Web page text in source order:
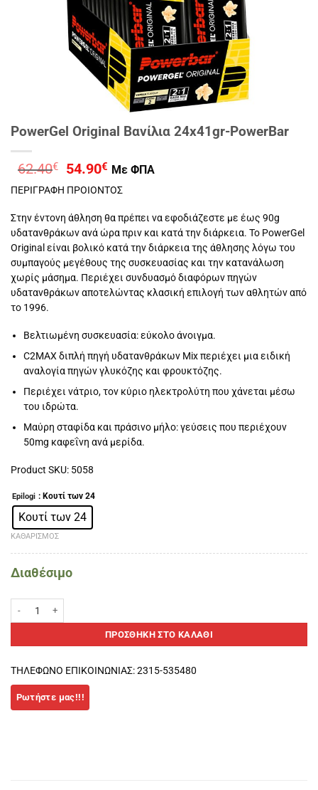
PowerGel Original Βανίλια 24x41gr-PowerBar
62.40€
Original
price
was:
62.40€.
54.90€ Η
τρέχουσα
τιμή
είναι:
54.90€.
Με ΦΠΑ
ΠΕΡΙΓΡΑΦΗ ΠΡΟΙΟΝΤΟΣ
Στην έντονη άθληση θα πρέπει να εφοδιάζεστε με έως 90g
υδατανθράκων ανά ώρα πριν και κατά την διάρκεια. Το PowerGel
Original είναι βολικό κατά την διάρκεια της άθλησης λόγω του
συμπαγούς μεγέθους της συσκευασίας και την κατανάλωση
χωρίς μάσημα. Περιέχει συνδυασμό διαφόρων πηγών
υδατανθράκων αποτελώντας κλασική επιλογή των αθλητών από
το 1996.
Βελτιωμένη συσκευασία: εύκολο άνοιγμα.
C2MAX διπλή πηγή υδατανθράκων Mix περιέχει μια ειδική
αναλογία πηγών γλυκόζης και φρουκτόζης.
Περιέχει νάτριο, τον κύριο ηλεκτρολύτη που χάνεται μέσω
του ιδρώτα.
Μαύρη σταφίδα και πράσινο μήλο: γεύσεις που περιέχουν
50mg καφεΐνη ανά μερίδα.
Product SKU: 5058
Epilogi : Κουτί των 24
Κουτί των 24
ΚΑΘΑΡΙΣΜΌΣ
Διαθέσιμο
ΠΡΟΣΘΉΚΗ ΣΤΟ ΚΑΛΆΘΙ
ΤΗΛΕΦΩΝΟ ΕΠΙΚΟΙΝΩΝΙΑΣ: 2315-535480